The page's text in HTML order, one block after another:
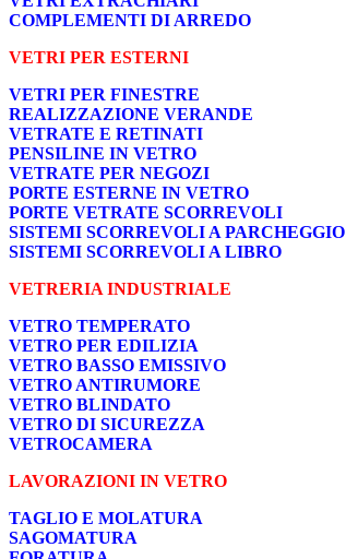
COMPLEMENTI DI ARREDO
VETRI PER ESTERNI
VETRI PER FINESTRE
REALIZZAZIONE VERANDE
VETRATE E RETINATI
PENSILINE IN VETRO
VETRATE PER NEGOZI
PORTE ESTERNE IN VETRO
PORTE VETRATE SCORREVOLI
SISTEMI SCORREVOLI A PARCHEGGIO
SISTEMI SCORREVOLI A LIBRO
VETRERIA INDUSTRIALE
VETRO TEMPERATO
VETRO PER EDILIZIA
VETRO BASSO EMISSIVO
VETRO ANTIRUMORE
VETRO BLINDATO
VETRO DI SICUREZZA
VETROCAMERA
LAVORAZIONI IN VETRO
TAGLIO E MOLATURA
SAGOMATURA